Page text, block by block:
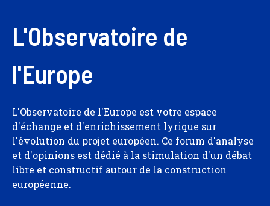
L'Observatoire de
l'Europe
L'Observatoire de l'Europe est votre espace
d'échange et d'enrichissement lyrique sur
l'évolution du projet européen. Ce forum d'analyse
et d'opinions est dédié à la stimulation d'un débat
libre et constructif autour de la construction
européenne.